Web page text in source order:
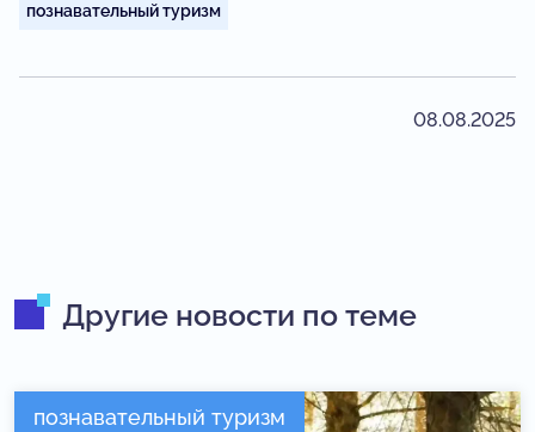
познавательный туризм
08.08.2025
Другие новости по теме
познавательный туризм